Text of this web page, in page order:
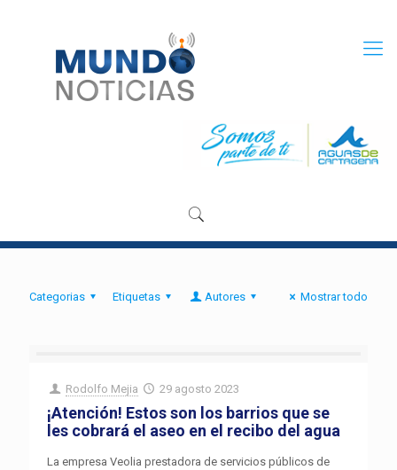
Categorias Etiquetas Autores Mostrar todo
Rodolfo Mejia 29 agosto 2023
¡Atención! Estos son los barrios que se
les cobrará el aseo en el recibo del agua
La empresa Veolia prestadora de servicios públicos de